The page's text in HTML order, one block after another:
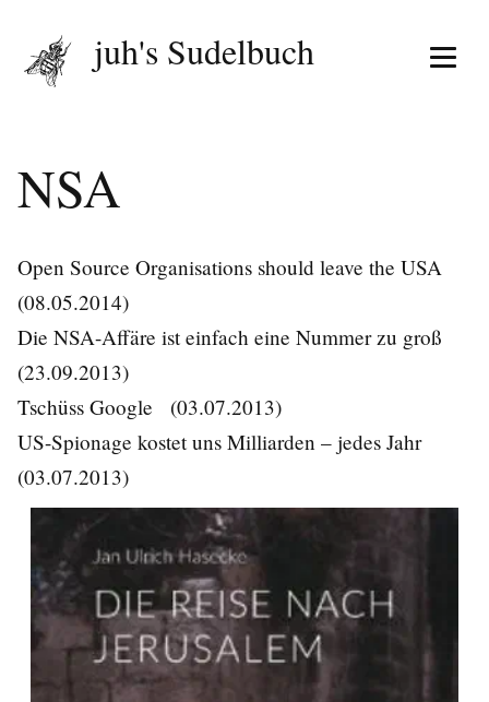
Menü
juh's Sudelbuch
NSA
Open Source Organisations should leave the USA
(08.05.2014)
Die NSA-Affäre ist einfach eine Nummer zu groß
(23.09.2013)
Tschüss Google
(03.07.2013)
US-Spionage kostet uns Milliarden – jedes Jahr
(03.07.2013)